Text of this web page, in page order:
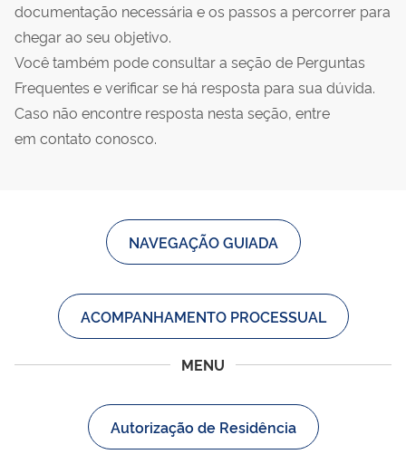
documentação necessária e os passos a percorrer para
chegar ao seu objetivo.
Você também pode consultar a seção de Perguntas
Frequentes e verificar se há resposta para sua dúvida.
Caso não encontre resposta nesta seção, entre
em contato conosco.
NAVEGAÇÃO GUIADA
ACOMPANHAMENTO PROCESSUAL
MENU
Autorização de Residência